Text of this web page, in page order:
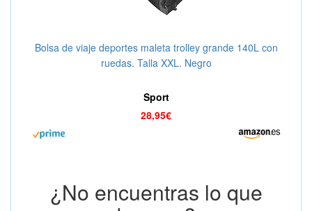
Bolsa de viaje deportes maleta trolley grande 140L con
ruedas. Talla XXL. Negro
Sport
28,95€
¿No encuentras lo que